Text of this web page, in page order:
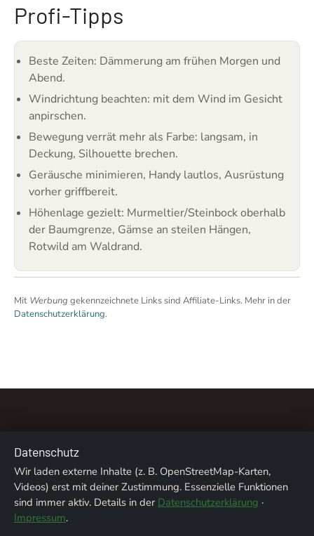
Profi-Tipps
Beste Zeiten: Dämmerung am frühen Morgen und
Abend.
Windrichtung beachten: mit dem Wind im Gesicht
anpirschen.
Bewegung verrät mehr als Farbe: langsam, in
Deckung, Silhouette brechen.
Geräusche minimieren, Handy lautlos, Ausrüstung
vorher griffbereit.
Höhenlage gezielt: Murmeltier/Steinbock oberhalb
der Baumgrenze, Gämse an steilen Hängen,
Rotwild am Waldrand.
Mit Werbung gekennzeichnete Links sind Affiliate-Links. Mehr in der
Datenschutzerklärung.
Über uns Kontakt Impressum
Datenschutz
Bildnachweise
Datenschutz
Wir laden externe Inhalte (z. B. OpenStreetMap-Karten,
Videos) erst mit deiner Zustimmung. Essenzielle Funktionen
sind immer aktiv. Details in der Datenschutzerklärung ·
Impressum.